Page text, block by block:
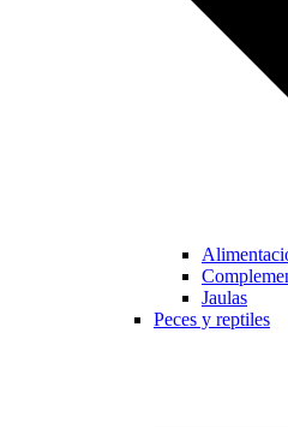
Jaulas
Peces y reptiles